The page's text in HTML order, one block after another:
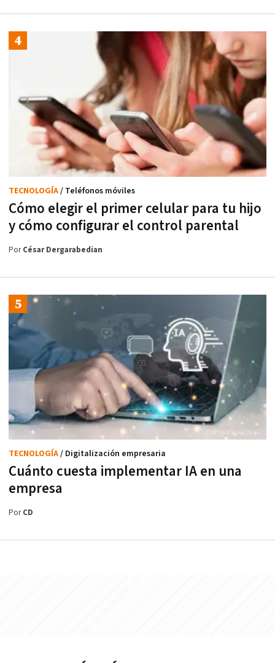
Cómo elegir el primer celular para tu hijo
y cómo configurar el control parental
TECNOLOGÍA/ Teléfonos móviles
PorCésar Dergarabedian
Cuánto cuesta implementar IA en una
empresa
TECNOLOGÍA/ Digitalización empresaria
PorCD